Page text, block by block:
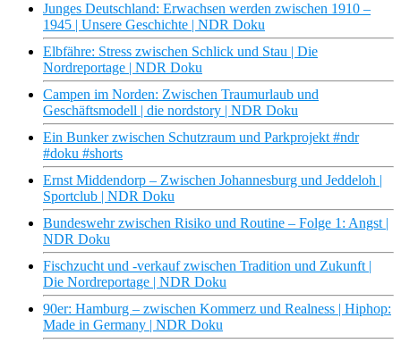
Junges Deutschland: Erwachsen werden zwischen 1910 –
1945 | Unsere Geschichte | NDR Doku
Elbfähre: Stress zwischen Schlick und Stau | Die
Nordreportage | NDR Doku
Campen im Norden: Zwischen Traumurlaub und
Geschäftsmodell | die nordstory | NDR Doku
Ein Bunker zwischen Schutzraum und Parkprojekt #ndr
#doku #shorts
Ernst Middendorp – Zwischen Johannesburg und Jeddeloh |
Sportclub | NDR Doku
Bundeswehr zwischen Risiko und Routine – Folge 1: Angst |
NDR Doku
Fischzucht und -verkauf zwischen Tradition und Zukunft |
Die Nordreportage | NDR Doku
90er: Hamburg – zwischen Kommerz und Realness | Hiphop:
Made in Germany | NDR Doku